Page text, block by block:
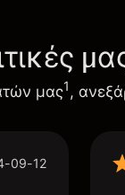
μας1,
09-12